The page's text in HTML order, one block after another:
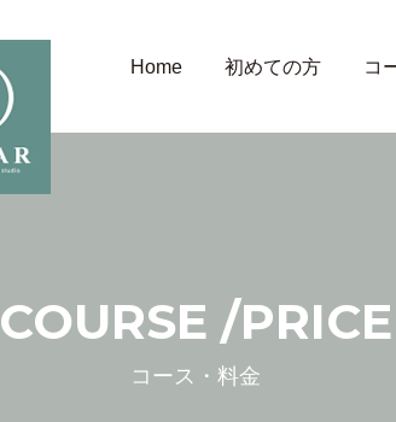
Home 初めての方 コ
COURSE /PRICE
コース・料金